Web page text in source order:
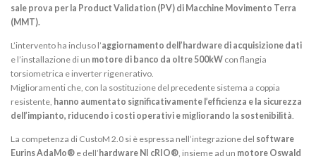
sale prova per la Product Validation (PV) di Macchine Movimento Terra
(MMT).
L’intervento ha incluso l’aggiornamento dell’hardware di acquisizione dati
e l’installazione di un motore di banco da oltre 500kW con flangia
torsiometrica e inverter rigenerativo.
Miglioramenti che, con la sostituzione del precedente sistema a coppia
resistente, hanno aumentato significativamente l’efficienza e la sicurezza
dell’impianto, riducendo i costi operativi e migliorando la sostenibilità
La competenza di CustoM 2.0 si è espressa nell’integrazione del software
Eurins AdaMo® e dell’ hardware NI cRIO®, insieme ad un motore Oswald